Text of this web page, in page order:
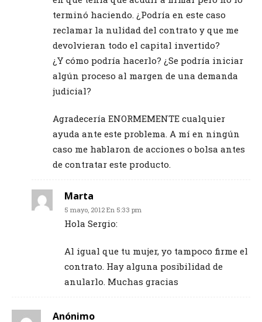
terminó haciendo. ¿Podría en este caso
reclamar la nulidad del contrato y que me
devolvieran todo el capital invertido?
¿Y cómo podría hacerlo? ¿Se podría iniciar
algún proceso al margen de una demanda
judicial?
Agradecería ENORMEMENTE cualquier
ayuda ante este problema. A mí en ningún
caso me hablaron de acciones o bolsa antes
de contratar este producto.
Marta
5 mayo, 2012 En 5:33 pm
Hola Sergio:
Al igual que tu mujer, yo tampoco firme el
contrato. Hay alguna posibilidad de
anularlo. Muchas gracias
Anónimo